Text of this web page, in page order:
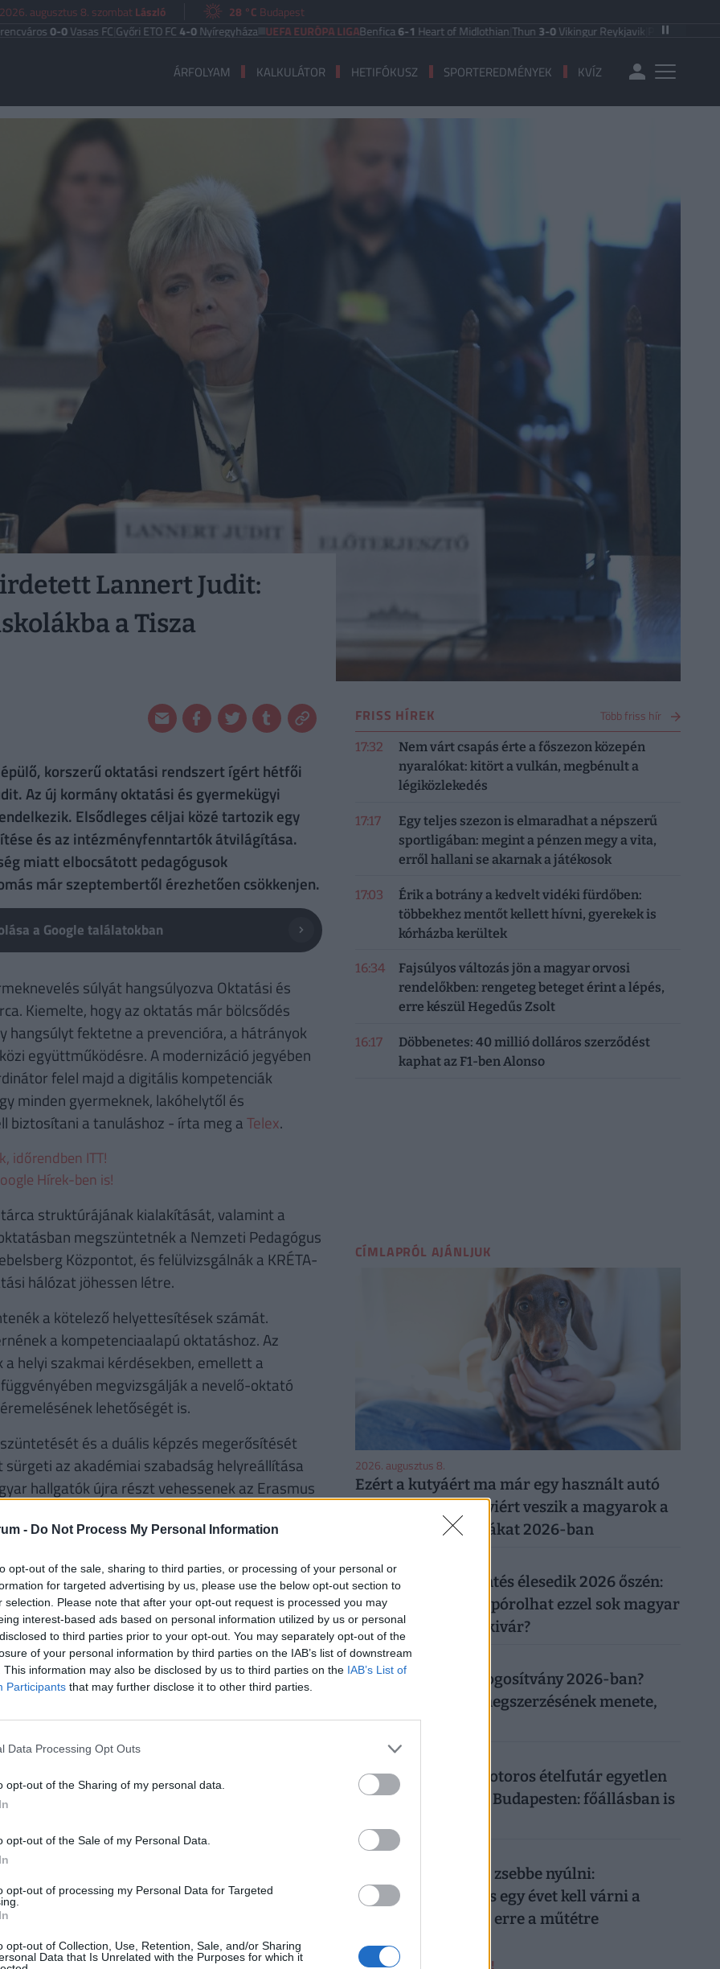
- Do Not Process My Personal Information
opt-out of the sale, sharing to third parties, or processing of your personal or
for targeted advertising by us, please use the below opt-out section to
selection. Please note that after your opt-out request is processed you may
interest-based ads based on personal information utilized by us or personal
to third parties prior to your opt-out. You may separately opt-out of the
of your personal information by third parties on the IAB’s list of downstream
This information may also be disclosed by us to third parties on the IAB’s List of
Participants that may further disclose it to other third parties.
Data Processing Opt Outs
opt-out of the Sharing of my personal data.
opt-out of the Sale of my Personal Data.
opt-out of processing my Personal Data for Targeted
opt-out of Collection, Use, Retention, Sale, and/or Sharing
Data that Is Unrelated with the Purposes for which it
2026. augusztus 8. szombatLászló 28 °C Budapest
0-0Vasas FC|Győri ETO FC4-0Nyíregyháza UEFA EURÓPA LIGABenfica6-1Heart of Midlothian|Thun3-0 Vikingur Reykjavik|PAOK Saloniki
ÁRFOLYAM KALKULÁTOR HETIFÓKUSZ SPORTEREDMÉNYEK KVÍZ
Lannert Judit:
a Tisza
korszerű oktatási rendszert ígért hétfői
Az új kormány oktatási és gyermekügyi
Elsődleges céljai közé tartozik egy
és az intézményfenntartók átvilágítása.
miatt elbocsátott pedagógusok
már szeptembertől érezhetően csökkenjen.
a Google találatokban
súlyát hangsúlyozva Oktatási és
Kiemelte, hogy az oktatás már bölcsődés
hangsúlyt fektetne a prevencióra, a hátrányok
együttműködésre. A modernizáció jegyében
felel majd a digitális kompetenciák
minden gyermeknek, lakóhelytől és
biztosítani a tanuláshoz - írta meg aTelex.
időrendben ITT!
Hírek-ben is!
struktúrájának kialakítását, valamint a
megszüntetnék a Nemzeti Pedagógus
Központot, és felülvizsgálnák a KRÉTA-
hálózat jöhessen létre.
a kötelező helyettesítések számát.
a kompetenciaalapú oktatáshoz. Az
helyi szakmai kérdésekben, emellett a
megvizsgálják a nevelő-oktató
lehetőségét is.
és a duális képzés megerősítését
az akadémiai szabadság helyreállítása
hallgatók újra részt vehessenek az Erasmus
az Eötvös Loránd Tudományegyetem (ELTE)
miniszterjelölt hangsúlyozta, hogy a
majd, amelyben a diákok véleményére is
akkor a törlesztőrészletek szerinti
42 386forintos törlesztővel a Raiffeisen Bank
a
bankok ajánlataiért, illetve a konstrukciók
összeg, stb.) keresd fel a
foglalkozik oktatáskutatással. A
teljesítményének elismert
merült fel, hogy az eredetileg esélyesnek
ki a nyilvánosságban. A miniszterjelölteket
a Tisza Párt van többségben. A tervek
az esküt az Országgyűlésben.
FRISS HÍREK Több friss hír
17:32
Nem várt csapás érte a főszezon közepén
nyaralókat: kitört a vulkán, megbénult a
légiközlekedés
17:17
Egy teljes szezon is elmaradhat a népszerű
sportligában: megint a pénzen megy a vita,
erről hallani se akarnak a játékosok
17:03
Érik a botrány a kedvelt vidéki fürdőben:
többekhez mentőt kellett hívni, gyerekek is
kórházba kerültek
16:34
Fajsúlyos változás jön a magyar orvosi
rendelőkben: rengeteg beteget érint a lépés,
erre készül Hegedűs Zsolt
16:17
Döbbenetes: 40 millió dolláros szerződést
kaphat az F1-ben Alonso
CÍMLAPRÓL AJÁNLJUK
2026. augusztus 8.
Ezért a kutyáért ma már egy használt autó
árát is elkérik: ennyiért veszik a magyarok a
legnépszerűbb fajtákat 2026-ban
2026. augusztus 7.
Újabb rezsicsökkentés élesedik 2026 őszén:
tényleg tízezreket spórolhat ezzel sok magyar
háztulaj, aki most kivár?
2026. augusztus 8.
Mennyibe kerül a jogosítvány 2026-ban?
Vezetői engedély megszerzésének menete,
ára
2026. augusztus 8.
Ennyit keres egy motoros ételfutár egyetlen
hét alatt 2026-ban Budapesten: főállásban is
2026. augusztus 8.
Nem elég mélyen a zsebbe nyúlni:
magánellátásban is egy évet kell várni a
magyar férfiaknak erre a műtétre
ERRŐL NE MARADJ LE!